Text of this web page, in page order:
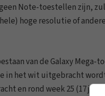
Note-toestellen zijn,
hoge resolutie of
van de Galaxy
in het wit uitgebracht
en rond week 25 (17